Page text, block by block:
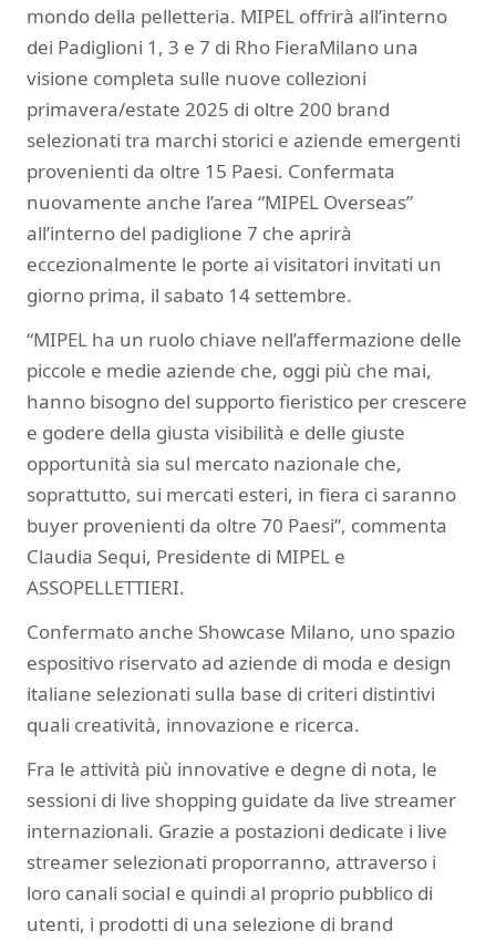
mondo della pelletteria. MIPEL offrirà all’interno
dei Padiglioni 1, 3 e 7 di Rho FieraMilano una
visione completa sulle nuove collezioni
primavera/estate 2025 di oltre 200 brand
selezionati tra marchi storici e aziende emergenti
provenienti da oltre 15 Paesi. Confermata
nuovamente anche l’area “MIPEL Overseas”
all’interno del padiglione 7 che aprirà
eccezionalmente le porte ai visitatori invitati un
giorno prima, il sabato 14 settembre.
“MIPEL ha un ruolo chiave nell’affermazione delle
piccole e medie aziende che, oggi più che mai,
hanno bisogno del supporto fieristico per crescere
e godere della giusta visibilità e delle giuste
opportunità sia sul mercato nazionale che,
soprattutto, sui mercati esteri, in fiera ci saranno
buyer provenienti da oltre 70 Paesi”, commenta
Claudia Sequi, Presidente di MIPEL e
ASSOPELLETTIERI.
Confermato anche Showcase Milano, uno spazio
espositivo riservato ad aziende di moda e design
italiane selezionati sulla base di criteri distintivi
quali creatività, innovazione e ricerca.
Fra le attività più innovative e degne di nota, le
sessioni di live shopping guidate da live streamer
internazionali. Grazie a postazioni dedicate i live
streamer selezionati proporranno, attraverso i
loro canali social e quindi al proprio pubblico di
utenti, i prodotti di una selezione di brand